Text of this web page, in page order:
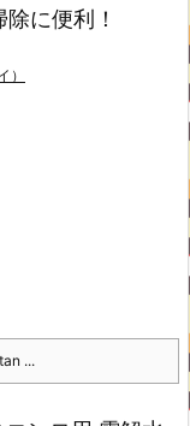
に便利！
...